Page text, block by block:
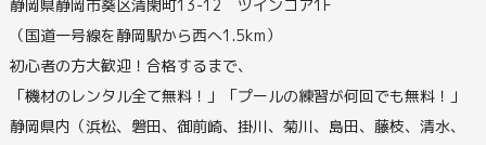
静岡県静岡市葵区清閑町13-12 ツインコア1F
（国道一号線を静岡駅から西へ1.5km）
初心者の方大歓迎！合格するまで、
「機材のレンタル全て無料！」「プールの練習が何回でも無料！」
静岡県内（浜松、磐田、御前崎、掛川、菊川、島田、藤枝、清水、